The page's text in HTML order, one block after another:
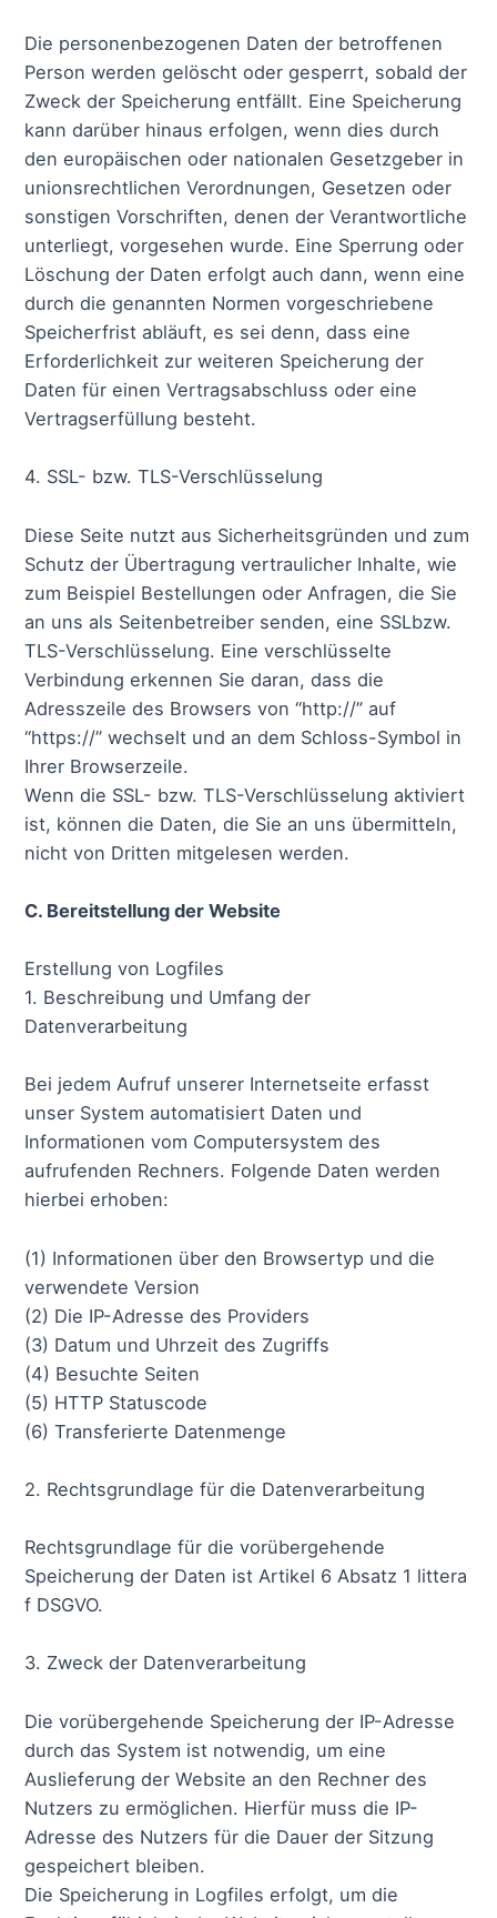
Die personenbezogenen Daten der betroffenen
Person werden gelöscht oder gesperrt, sobald der
Zweck der Speicherung entfällt. Eine Speicherung
kann darüber hinaus erfolgen, wenn dies durch
den europäischen oder nationalen Gesetzgeber in
unionsrechtlichen Verordnungen, Gesetzen oder
sonstigen Vorschriften, denen der Verantwortliche
unterliegt, vorgesehen wurde. Eine Sperrung oder
Löschung der Daten erfolgt auch dann, wenn eine
durch die genannten Normen vorgeschriebene
Speicherfrist abläuft, es sei denn, dass eine
Erforderlichkeit zur weiteren Speicherung der
Daten für einen Vertragsabschluss oder eine
Vertragserfüllung besteht.
4. SSL- bzw. TLS-Verschlüsselung
Diese Seite nutzt aus Sicherheitsgründen und zum
Schutz der Übertragung vertraulicher Inhalte, wie
zum Beispiel Bestellungen oder Anfragen, die Sie
an uns als Seitenbetreiber senden, eine SSLbzw.
TLS-Verschlüsselung. Eine verschlüsselte
Verbindung erkennen Sie daran, dass die
Adresszeile des Browsers von “http://” auf
“https://” wechselt und an dem Schloss-Symbol in
Ihrer Browserzeile.
Wenn die SSL- bzw. TLS-Verschlüsselung aktiviert
ist, können die Daten, die Sie an uns übermitteln,
nicht von Dritten mitgelesen werden.
C. Bereitstellung der Website
Erstellung von Logfiles
1. Beschreibung und Umfang der
Datenverarbeitung
Bei jedem Aufruf unserer Internetseite erfasst
unser System automatisiert Daten und
Informationen vom Computersystem des
aufrufenden Rechners. Folgende Daten werden
hierbei erhoben:
(1) Informationen über den Browsertyp und die
verwendete Version
(2) Die IP-Adresse des Providers
(3) Datum und Uhrzeit des Zugriffs
(4) Besuchte Seiten
(5) HTTP Statuscode
(6) Transferierte Datenmenge
2. Rechtsgrundlage für die Datenverarbeitung
Rechtsgrundlage für die vorübergehende
Speicherung der Daten ist Artikel 6 Absatz 1 littera
f DSGVO.
3. Zweck der Datenverarbeitung
Die vorübergehende Speicherung der IP-Adresse
durch das System ist notwendig, um eine
Auslieferung der Website an den Rechner des
Nutzers zu ermöglichen. Hierfür muss die IP-
Adresse des Nutzers für die Dauer der Sitzung
gespeichert bleiben.
Die Speicherung in Logfiles erfolgt, um die